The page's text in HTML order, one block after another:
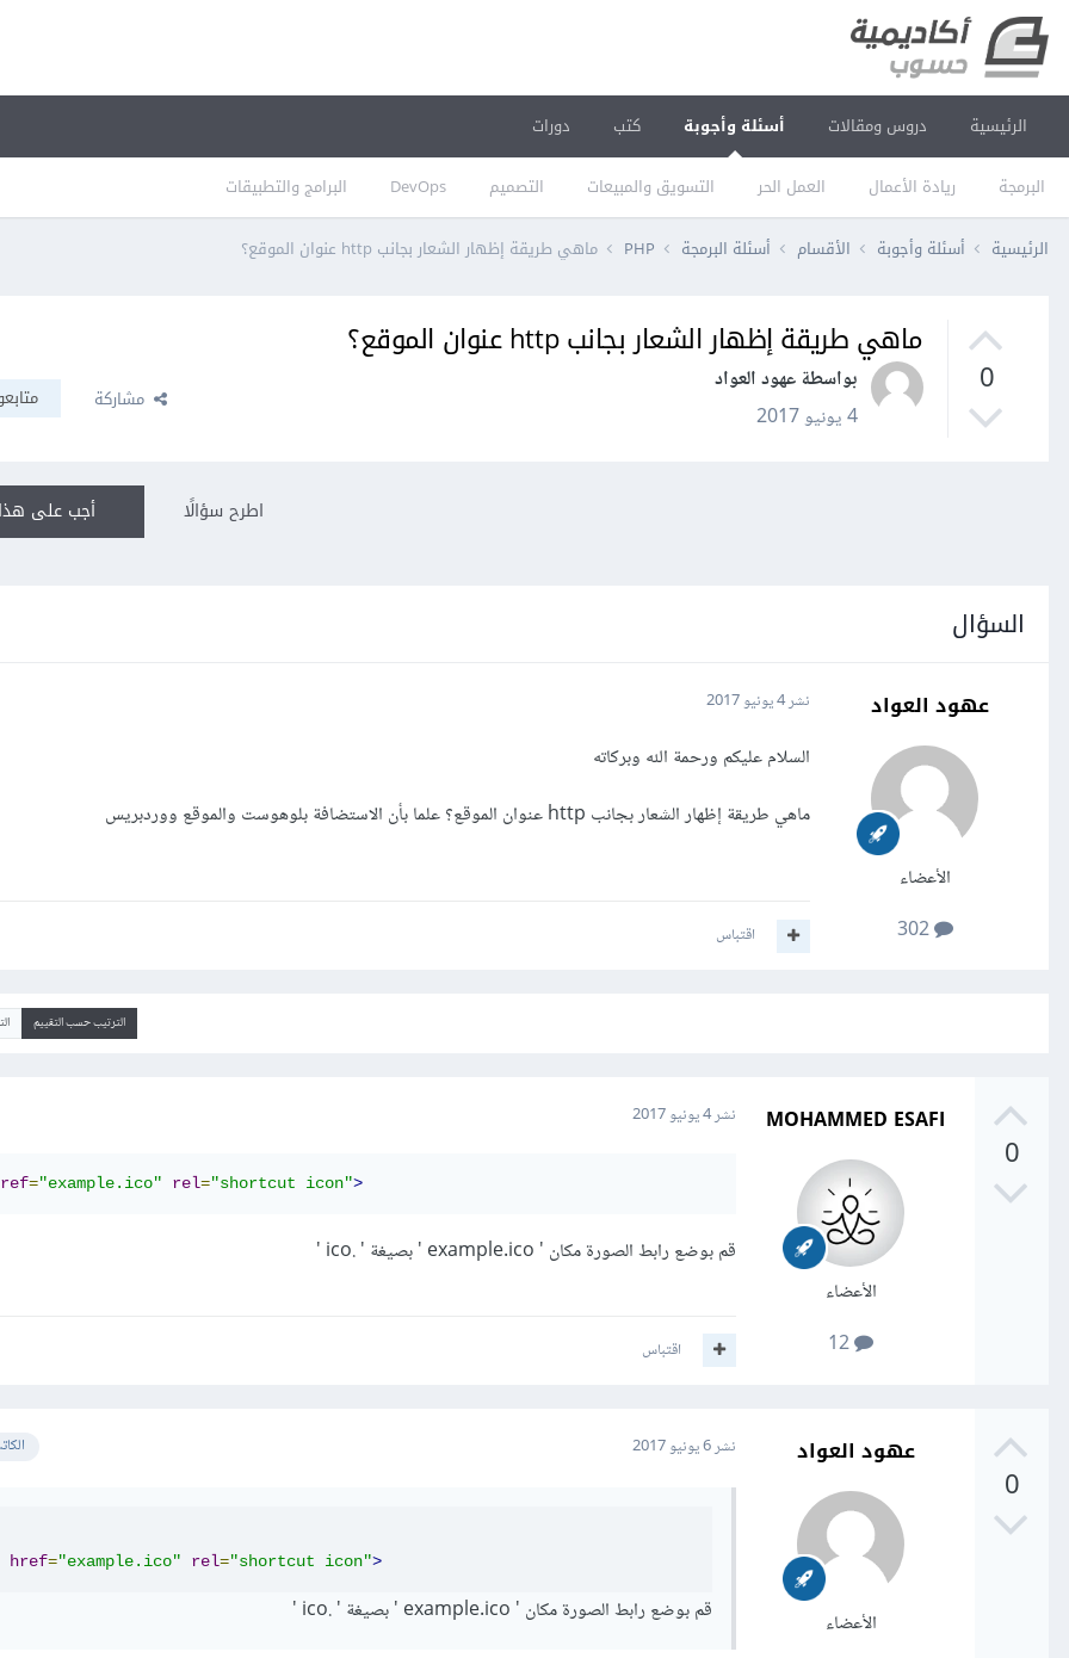
الرئيسية دروس ومقالات أسئلة وأجوبة
البرمجة ريادة الأعمال العمل الحر التسويق والمبيعات التصميم DevOps البرامج والتطبيقات
كتب دورات
الرئيسية أسئلة وأجوبة الأقسام أسئلة البرمجة PHP ماهي طريقة إظهار الشعار بجانب http عنوان الموقع؟
0
ماهي طريقة إظهار الشعار بجانب http عنوان الموقع؟
بواسطة عهود العواد
4 يونيو 2017
مشاركة
أجب على اطرح سؤالًا
السؤال
عهود العواد
الأعضاء
302
نشر4 يونيو 2017
السلام عليكم ورحمة الله وبركاته
ماهي طريقة إظهار الشعار بجانب http عنوان الموقع؟ علما بأن الاستضافة بلوهوست والموقع ووردبريس
اقتباس
الترتيب حسب التقييم
0
MOHAMMED ESAFI
الأعضاء
نشر4 يونيو 2017
="example.ico" rel="shortcut icon">
قم بوضع رابط الصورة مكان ' example.ico ' بصيغة ' .ico '
اقتباس
0
عهود العواد
الأعضاء
نشر6 يونيو 2017
href="example.ico" rel="shortcut icon">
قم بوضع رابط الصورة مكان ' example.ico ' بصيغة ' .ico '